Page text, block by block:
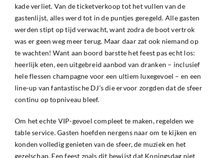
kade verliet. Van de ticketverkoop tot het vullen van de
gastenlijst, alles werd tot in de puntjes geregeld. Alle gasten
werden stipt op tijd verwacht, want zodra de boot vertrok
was er geen weg meer terug. Maar daar zat ook niemand op
te wachten! Want aan boord barstte het feest pas echt los:
heerlijk eten, een uitgebreid aanbod van dranken – inclusief
hele flessen champagne voor een ultiem luxegevoel – en een
line-up van fantastische DJ’s die ervoor zorgden dat de sfeer
continu op topniveau bleef.
Om het echte VIP-gevoel compleet te maken, regelden we
table service. Gasten hoefden nergens naar om te kijken en
konden volledig genieten van de sfeer, de muziek en het
gezelschap. Een feest zoals dit bewijst dat Koningsdag niet